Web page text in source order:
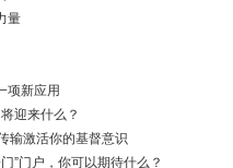
量
项新应用
迎来什么？
输激活你的基督意识
”门户，你可以期待什么？